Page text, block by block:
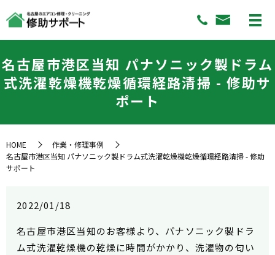
名古屋市港区当知 パナソニック製ドラム
式洗濯乾燥機乾燥循環経路清掃 - 修助サ
ポート
HOME
作業・修理事例
名古屋市港区当知 パナソニック製ドラム式洗濯乾燥機乾燥循環経路清掃 - 修助
サポート
2022/01/18
名古屋市港区当知のお客様より、パナソニック製ドラ
ム式洗濯乾燥機の乾燥に時間がかかり、洗濯物の匂い